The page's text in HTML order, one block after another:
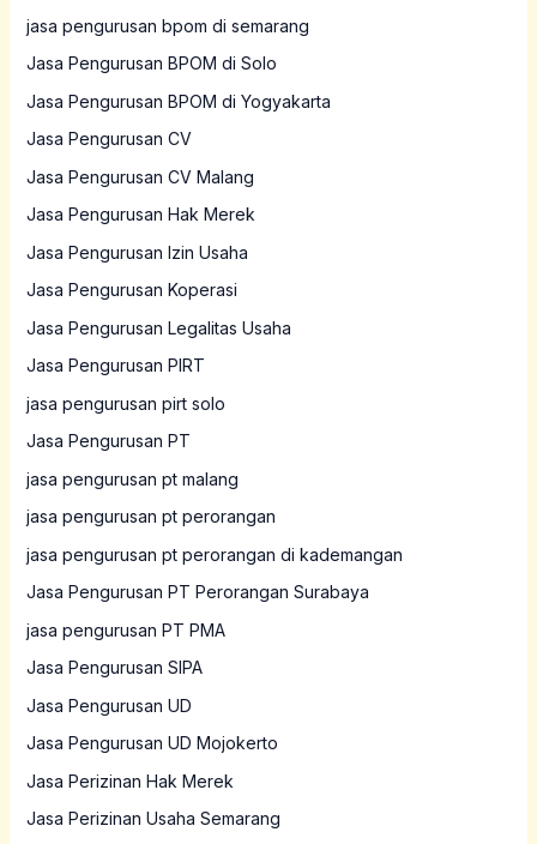
jasa pengurusan bpom di semarang
Jasa Pengurusan BPOM di Solo
Jasa Pengurusan BPOM di Yogyakarta
Jasa Pengurusan CV
Jasa Pengurusan CV Malang
Jasa Pengurusan Hak Merek
Jasa Pengurusan Izin Usaha
Jasa Pengurusan Koperasi
Jasa Pengurusan Legalitas Usaha
Jasa Pengurusan PIRT
jasa pengurusan pirt solo
Jasa Pengurusan PT
jasa pengurusan pt malang
jasa pengurusan pt perorangan
jasa pengurusan pt perorangan di kademangan
Jasa Pengurusan PT Perorangan Surabaya
jasa pengurusan PT PMA
Jasa Pengurusan SIPA
Jasa Pengurusan UD
Jasa Pengurusan UD Mojokerto
Jasa Perizinan Hak Merek
Jasa Perizinan Usaha Semarang